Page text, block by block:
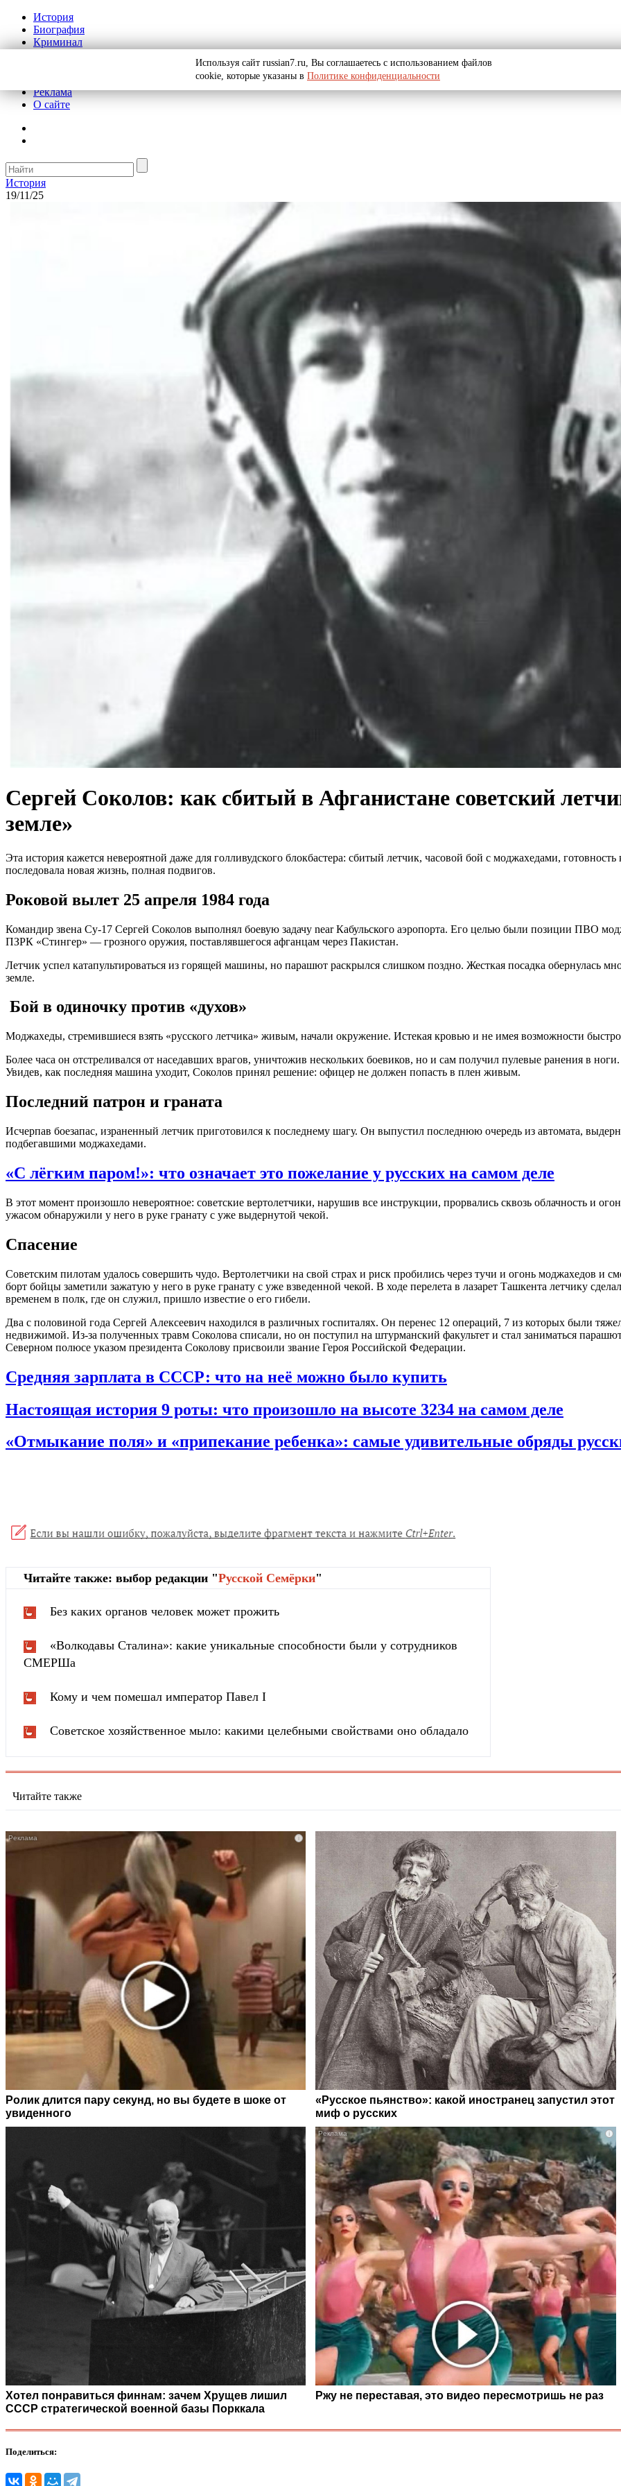
История
Биография
Криминал
Реклама
О сайте
История
19/11/25
Сергей Соколов: как сбитый в Афганистане советский
земле»
Эта история кажется невероятной даже для голливудского блокбастера: сбитый летчик, часовой бой с моджахедами,
последовала новая жизнь, полная подвигов.
Роковой вылет 25 апреля 1984 года
Командир звена Су-17 Сергей Соколов выполнял боевую задачу near Кабульского аэропорта. Его целью были позиции ПВО
ПЗРК «Стингер» — грозного оружия, поставлявшегося афганцам через Пакистан.
Летчик успел катапультироваться из горящей машины, но парашют раскрылся слишком поздно. Жесткая посадка обернулась
земле.
Бой в одиночку против «духов»
Моджахеды, стремившиеся взять «русского летчика» живым, начали окружение. Истекая кровью и не имея возможности быстро
Более часа он отстреливался от наседавших врагов, уничтожив нескольких боевиков, но и сам получил пулевые ранения в
Увидев, как последняя машина уходит, Соколов принял решение: офицер не должен попасть в плен живым.
Последний патрон и граната
Исчерпав боезапас, израненный летчик приготовился к последнему шагу. Он выпустил последнюю очередь из автомата,
подбегавшими моджахедами.
«С лёгким паром!»: что означает это пожелание у русских на самом деле
В этот момент произошло невероятное: советские вертолетчики, нарушив все инструкции, прорвались сквозь облачность и
ужасом обнаружили у него в руке гранату с уже выдернутой чекой.
Спасение
Советским пилотам удалось совершить чудо. Вертолетчики на свой страх и риск пробились через тучи и огонь моджахедов и
борт бойцы заметили зажатую у него в руке гранату с уже взведенной чекой. В ходе перелета в лазарет Ташкента летчику
временем в полк, где он служил, пришло известие о его гибели.
Два с половиной года Сергей Алексеевич находился в различных госпиталях. Он перенес 12 операций, 7 из которых были
недвижимой. Из-за полученных травм Соколова списали, но он поступил на штурманский факультет и стал заниматься
Северном полюсе указом президента Соколову присвоили звание Героя Российской Федерации.
Средняя зарплата в СССР: что на неё можно было купить
Настоящая история 9 роты: что произошло на высоте 3234 на самом деле
«Отмыкание поля» и «припекание ребенка»: самые удивительные обряды
Читайте также: выбор редакции "Русской Cемёрки"
Без каких органов человек может прожить
«Волкодавы Сталина»: какие уникальные способности были у сотрудников
СМЕРШа
Кому и чем помешал император Павел I
Советское хозяйственное мыло: какими целебными свойствами оно обладало
Читайте также
i
Ролик длится пару секунд, но вы будете в шоке от
увиденного
«Русское пьянство»: какой иностранец запустил этот
миф о русских
Хотел понравиться финнам: зачем Хрущев лишил
СССР стратегической военной базы Порккала
i
Ржу не переставая, это видео пересмотришь не раз
Поделиться:
Используя сайт russian7.ru, Вы соглашаетесь с использованием файлов
cookie, которые указаны в Политике конфиденциальности